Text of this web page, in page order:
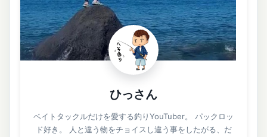
ひっさん
ベイトタックルだけを愛する釣りYouTuber。 パックロッ
ド好き。 人と違う物をチョイスし違う事をしたがる、だ